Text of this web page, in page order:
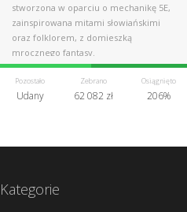
stworzona w oparciu o mechanikę 5E,
zainspirowana mitami słowiańskimi
oraz folklorem, z domieszką
mrocznego fantasy.
Pozostało
Udany
Zebrano
62 082 zł
Osiągnięto
206%
Kategorie